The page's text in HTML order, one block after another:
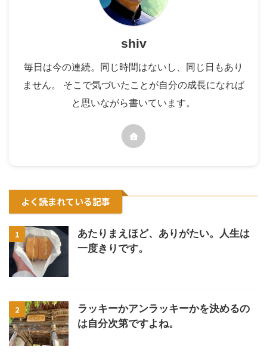
shiv
毎日は今の連続。同じ時間はないし、同じ日もあり
ません。 そこで気づいたことが自分の成長になれば
と思いながら書いています。
よく読まれている記事
1
あたりまえほど、ありがたい。人生は
一度きりです。
2
ラッキーかアンラッキーかを決めるの
は自分次第ですよね。